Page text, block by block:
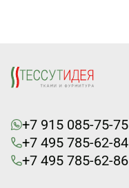
+7 915 085-75-75
+7 495 785-62-84
+7 495 785-62-86